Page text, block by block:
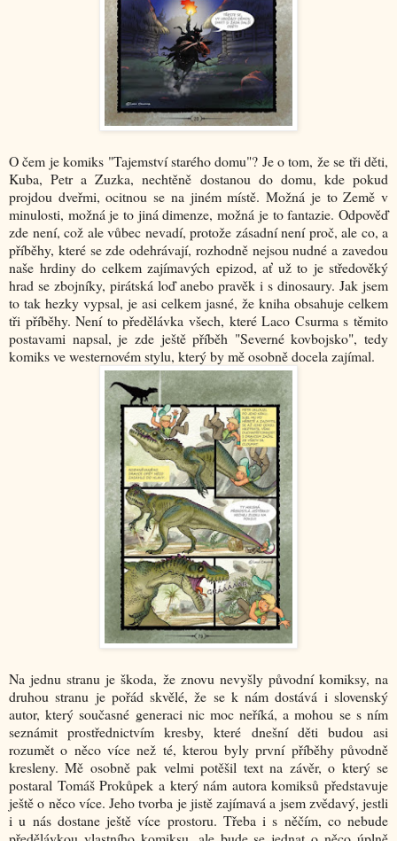
O čem je komiks "Tajemství starého domu"? Je o tom, že se tři děti,
Kuba, Petr a Zuzka, nechtěně dostanou do domu, kde pokud
projdou dveřmi, ocitnou se na jiném místě. Možná je to Země v
minulosti, možná je to jiná dimenze, možná je to fantazie. Odpověď
zde není, což ale vůbec nevadí, protože zásadní není proč, ale co, a
příběhy, které se zde odehrávají, rozhodně nejsou nudné a zavedou
naše hrdiny do celkem zajímavých epizod, ať už to je středověký
hrad se zbojníky, pirátská loď anebo pravěk i s dinosaury. Jak jsem
to tak hezky vypsal, je asi celkem jasné, že kniha obsahuje celkem
tři příběhy. Není to předělávka všech, které Laco Csurma s těmito
postavami napsal, je zde ještě příběh "Severné kovbojsko", tedy
komiks ve westernovém stylu, který by mě osobně docela zajímal.
Na jednu stranu je škoda, že znovu nevyšly původní komiksy, na
druhou stranu je pořád skvělé, že se k nám dostává i slovenský
autor, který současné generaci nic moc neříká, a mohou se s ním
seznámit prostřednictvím kresby, které dnešní děti budou asi
rozumět o něco více než té, kterou byly první příběhy původně
kresleny. Mě osobně pak velmi potěšil text na závěr, o který se
postaral Tomáš Prokůpek a který nám autora komiksů představuje
ještě o něco více. Jeho tvorba je jistě zajímavá a jsem zvědavý, jestli
i u nás dostane ještě více prostoru. Třeba i s něčím, co nebude